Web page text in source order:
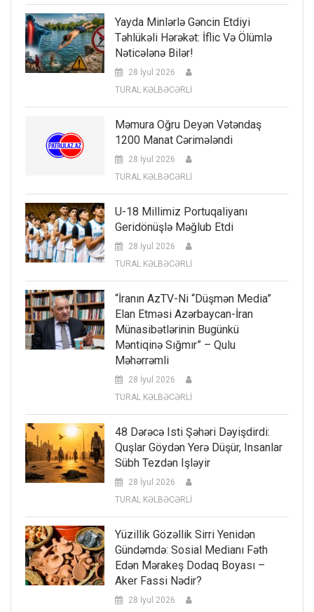
Yayda Minlərlə Gəncin Etdiyi
Təhlükəli Hərəkət: İflic Və Ölümlə
Nəticələnə Bilər!
28 İyul 2026
TURAL KƏLBƏCƏRLİ
Məmura Oğru Deyən Vətəndaş
1200 Manat Cərimələndi
28 İyul 2026
TURAL KƏLBƏCƏRLİ
U-18 Millimiz Portuqaliyanı
Geridönüşlə Məğlub Etdi
28 İyul 2026
TURAL KƏLBƏCƏRLİ
“İranın AzTV-Ni “düşmən Media”
Elan Etməsi Azərbaycan-İran
Münasibətlərinin Bugünkü
Məntiqinə Sığmır” – Qulu
Məhərrəmli
28 İyul 2026
TURAL KƏLBƏCƏRLİ
48 Dərəcə Isti Şəhəri Dəyişdirdi:
Quşlar Göydən Yerə Düşür, Insanlar
Sübh Tezdən Işləyir
28 İyul 2026
TURAL KƏLBƏCƏRLİ
Yüzillik Gözəllik Sirri Yenidən
Gündəmdə: Sosial Medianı Fəth
Edən Mərakeş Dodaq Boyası –
Aker Fassi Nədir?
28 İyul 2026